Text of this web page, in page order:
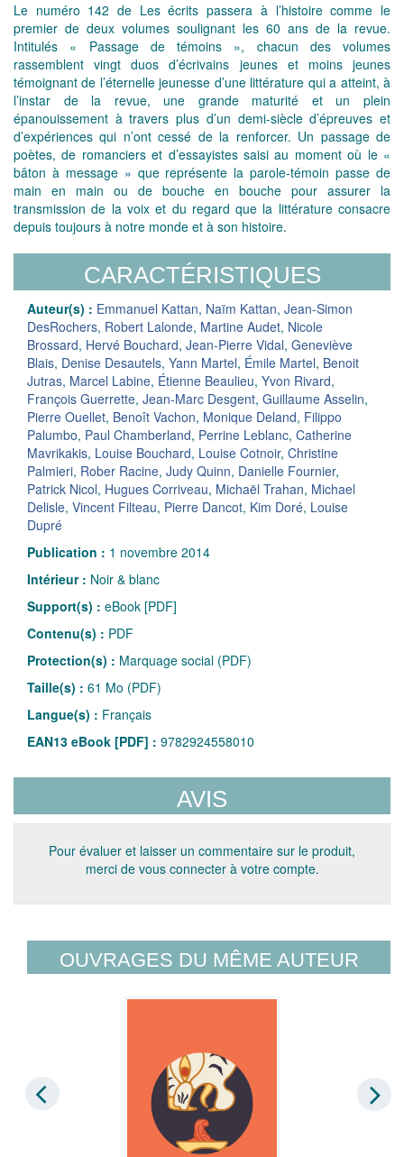
Le numéro 142 de Les écrits passera à l’histoire comme le
premier de deux volumes soulignant les 60 ans de la revue.
Intitulés « Passage de témoins », chacun des volumes
rassemblent vingt duos d’écrivains jeunes et moins jeunes
témoignant de l’éternelle jeunesse d’une littérature qui a atteint, à
l’instar de la revue, une grande maturité et un plein
épanouissement à travers plus d’un demi-siècle d’épreuves et
d’expériences qui n’ont cessé de la renforcer. Un passage de
poètes, de romanciers et d’essayistes saisi au moment où le «
bâton à message » que représente la parole-témoin passe de
main en main ou de bouche en bouche pour assurer la
transmission de la voix et du regard que la littérature consacre
depuis toujours à notre monde et à son histoire.
CARACTÉRISTIQUES
Auteur(s) : Emmanuel Kattan, Naïm Kattan, Jean-Simon
DesRochers, Robert Lalonde, Martine Audet, Nicole
Brossard, Hervé Bouchard, Jean-Pierre Vidal, Geneviève
Blais, Denise Desautels, Yann Martel, Émile Martel, Benoit
Jutras, Marcel Labine, Étienne Beaulieu, Yvon Rivard,
François Guerrette, Jean-Marc Desgent, Guillaume Asselin,
Pierre Ouellet, Benoît Vachon, Monique Deland, Filippo
Palumbo, Paul Chamberland, Perrine Leblanc, Catherine
Mavrikakis, Louise Bouchard, Louise Cotnoir, Christine
Palmieri, Rober Racine, Judy Quinn, Danielle Fournier,
Patrick Nicol, Hugues Corriveau, Michaël Trahan, Michael
Delisle, Vincent Filteau, Pierre Dancot, Kim Doré, Louise
Dupré
Publication : 1 novembre 2014
Intérieur : Noir & blanc
Support(s) : eBook [PDF]
Contenu(s) : PDF
Protection(s) : Marquage social (PDF)
Taille(s) : 61 Mo (PDF)
Langue(s) : Français
EAN13 eBook [PDF] : 9782924558010
AVIS
Pour évaluer et laisser un commentaire sur le produit,
merci de vous connecter à votre compte.
OUVRAGES DU MÊME AUTEUR